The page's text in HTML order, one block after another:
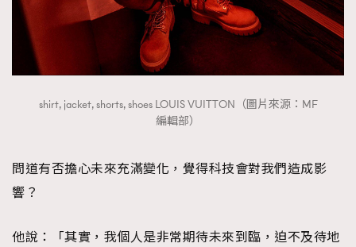
shirt, jacket, shorts, shoes LOUIS VUITTON（圖片來源：MF
編輯部）
問道有否擔心未來充滿變化，覺得科技會對我們造成影
響？
他說：「其實，我個人是非常期待未來到臨，迫不及待地